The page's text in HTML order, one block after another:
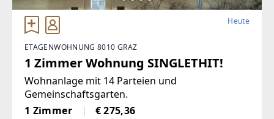
Heute
ETAGENWOHNUNG 8010 GRAZ
1 Zimmer Wohnung SINGLETHIT!
Wohnanlage mit 14 Parteien und
Gemeinschaftsgarten.
1 Zimmer
€ 275,36